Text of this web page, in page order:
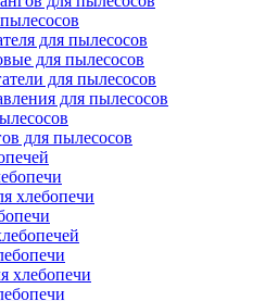
для пылесосов
для пылесосов
для пылесосов
для пылесосов
для пылесосов
хлебопечи
хлебопечи